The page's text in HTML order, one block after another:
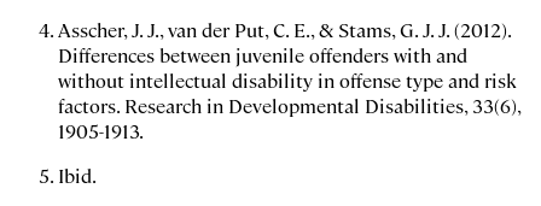
Asscher, J. J., van der Put, C. E., & Stams, G. J. J. (2012).
Differences between juvenile offenders with and
without intellectual disability in offense type and risk
factors. Research in Developmental Disabilities,33(6),
1905-1913.
Ibid.